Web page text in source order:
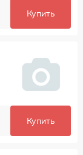
Купить
Купить